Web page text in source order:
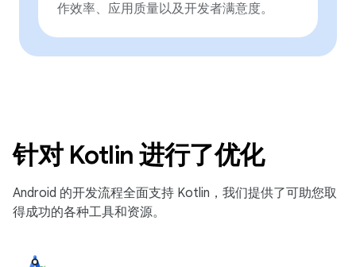
作效率、应用质量以及开发者满意度。
针对 Kotlin 进行了优化
Android 的开发流程全面支持 Kotlin，我们提供了可助您取
得成功的各种工具和资源。